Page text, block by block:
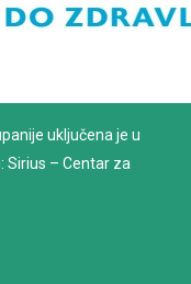
uključena je u
Sirius – Centar za